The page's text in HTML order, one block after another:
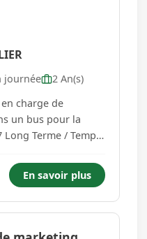
journée
2 An(s)
un bus pour la
scolaires
En savoir plus